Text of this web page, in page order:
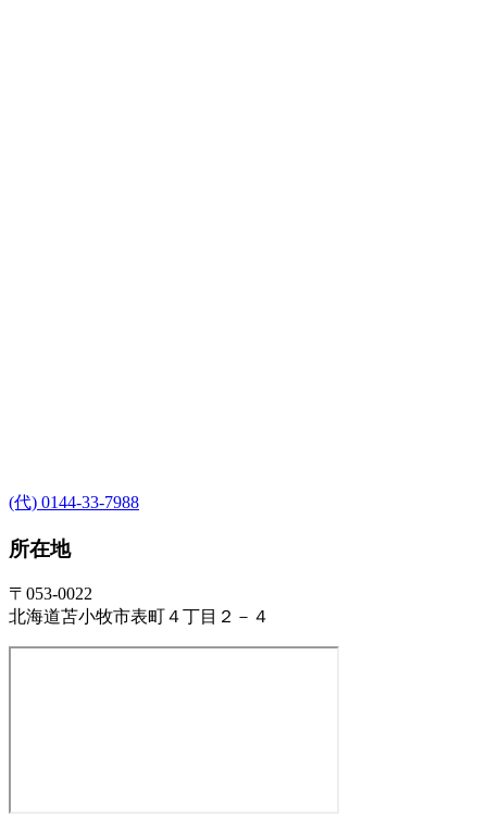
(代) 0144-33-7988
所在地
〒053-0022
北海道苫小牧市表町４丁目２－４